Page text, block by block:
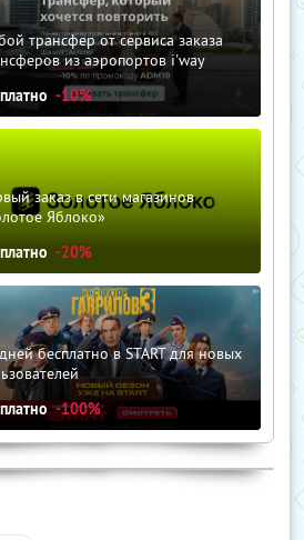
трансфер от сервиса заказа
из аэропортов i'way
-10%
заказ в сети магазинов
Яблоко»
-20%
бесплатно в START для новых
-100%